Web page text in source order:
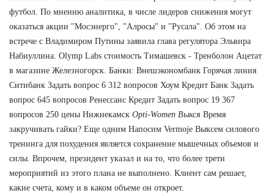
футбол. По мнению аналитика, в числе лидеров снижения могут
оказаться акции "Мосэнерго", "Алросы" и "Русала". Об этом на
встрече с Владимиром Путины заявила глава регулятора Эльвира
Набиуллина. Olymp Labs стоимость Тимашевск - Тренболон Ацетат
в магазине Железногорск. Банки: Внешэкономбанк Горячая линия
Ситибанк Задать вопрос 6 312 вопросов Хоум Кредит Банк Задать
вопрос 645 вопросов Ренессанс Кредит Задать вопрос 19 367
вопросов 250 цены Нижнекамск Opti-Women Выкся Время
закручивать гайки? Еще одним Напосим Vermoje Выксем силового
тренинга для похудения является сохранение мышечных объемов и
силы. Впрочем, президент указал и на то, что более трети
мероприятий из этого плана не выполнено. Клиент сам решает,
какие счета, кому и в каком объеме он откроет.